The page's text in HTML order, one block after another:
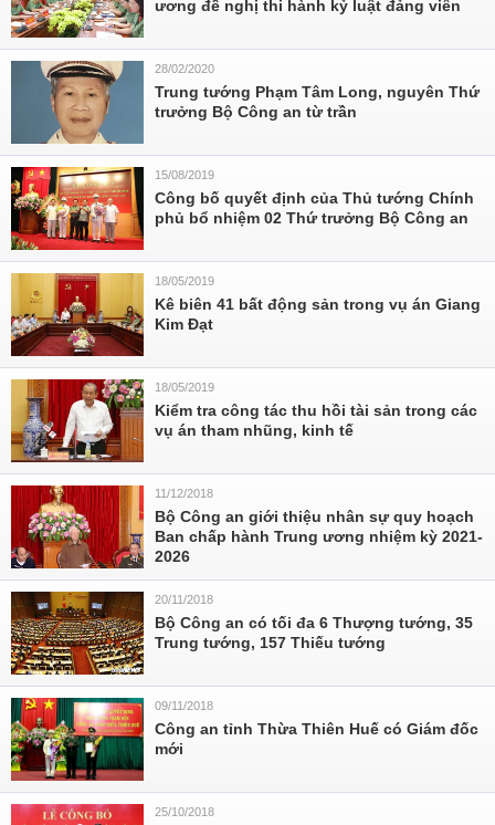
ương đề nghị thi hành kỷ luật đảng viên
28/02/2020
Trung tướng Phạm Tâm Long, nguyên Thứ
trưởng Bộ Công an từ trần
15/08/2019
Công bố quyết định của Thủ tướng Chính
phủ bổ nhiệm 02 Thứ trưởng Bộ Công an
18/05/2019
Kê biên 41 bất động sản trong vụ án Giang
Kim Đạt
18/05/2019
Kiểm tra công tác thu hồi tài sản trong các
vụ án tham nhũng, kinh tế
11/12/2018
Bộ Công an giới thiệu nhân sự quy hoạch
Ban chấp hành Trung ương nhiệm kỳ 2021-
2026
20/11/2018
Bộ Công an có tối đa 6 Thượng tướng, 35
Trung tướng, 157 Thiếu tướng
09/11/2018
Công an tỉnh Thừa Thiên Huế có Giám đốc
mới
25/10/2018